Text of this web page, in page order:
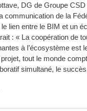
DG de Groupe
communication de la
lien entre le BIM et un
: « La coopération de
à l’écosystème est
tout le monde
simultané, le